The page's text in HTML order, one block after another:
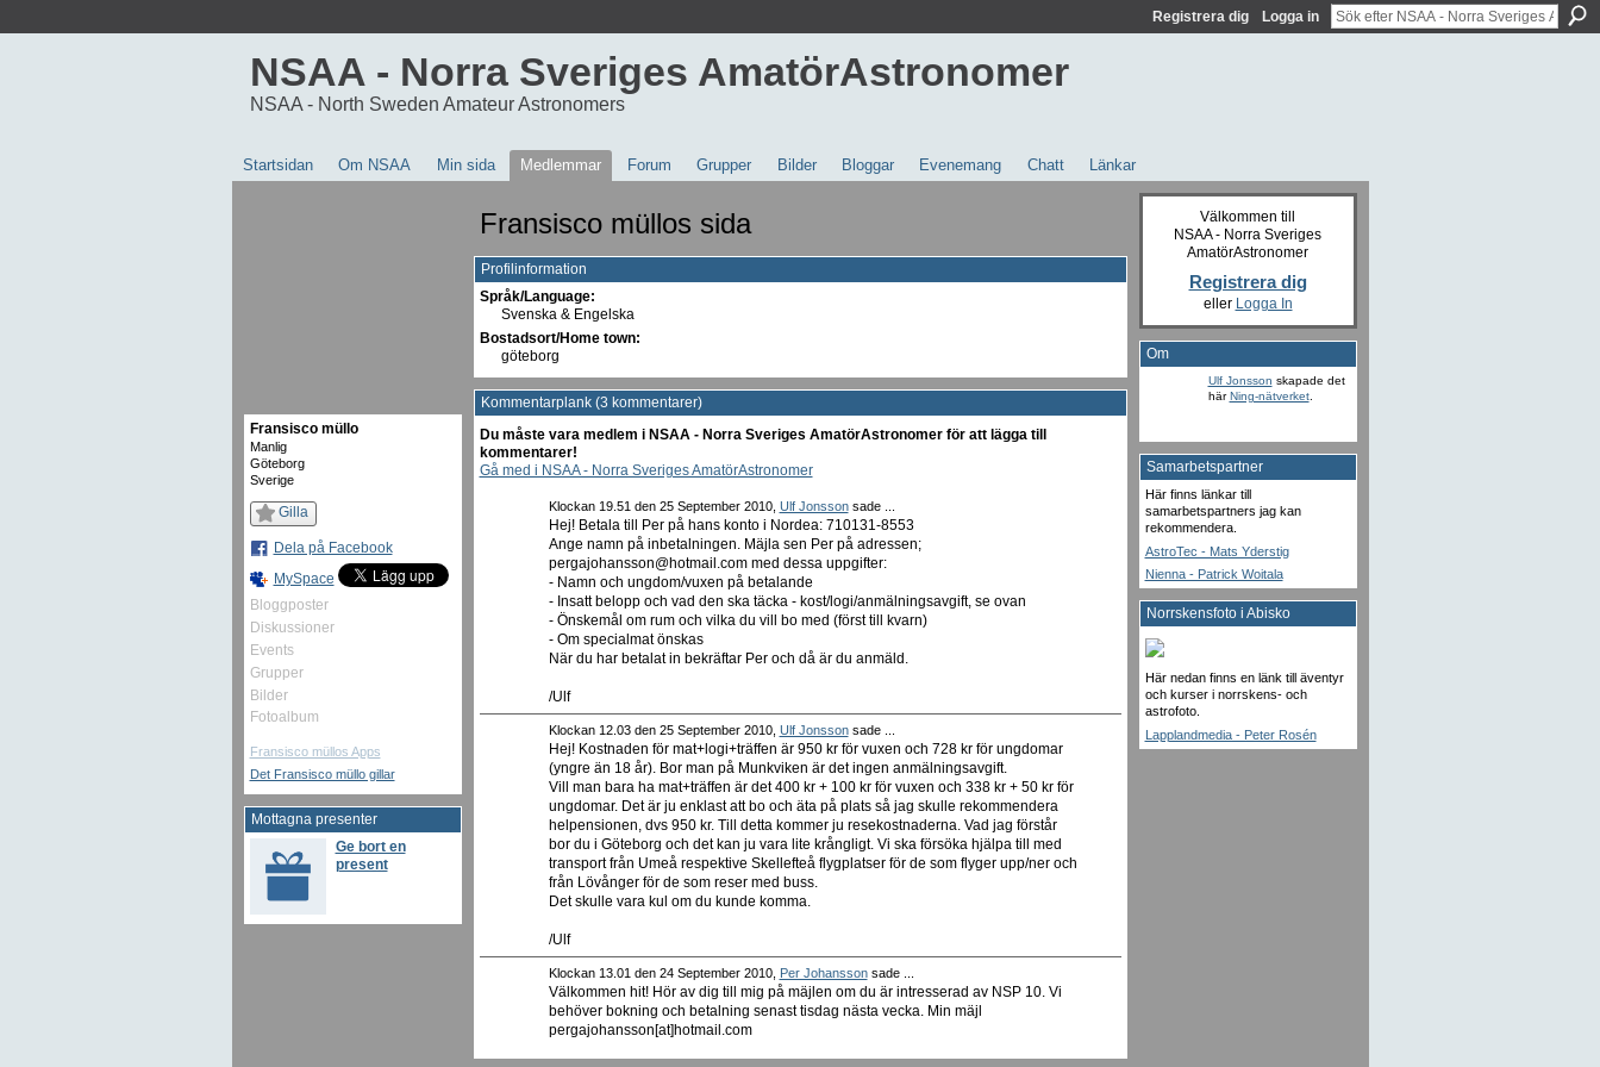
Registrera dig Logga in
NSAA - Norra Sveriges AmatörAstronomer
NSAA - North Sweden Amateur Astronomers
Startsidan Om NSAA Min sida Medlemmar Forum Grupper Bilder Bloggar Evenemang Chatt Länkar
Fransisco müllo
Manlig
Göteborg
Sverige
Gilla
Dela på Facebook
MySpace
Bloggposter
Diskussioner
Events
Grupper
Bilder
Fotoalbum
Fransisco müllos Apps
Det Fransisco müllo gillar
Mottagna presenter
Ge bort en
present
Fransisco müllos sida
Profilinformation
Språk/Language:
Svenska & Engelska
Bostadsort/Home town:
göteborg
Kommentarplank (3 kommentarer)
Du måste vara medlem i NSAA - Norra Sveriges AmatörAstronomer för att lägga till
kommentarer!
Gå med i NSAA - Norra Sveriges AmatörAstronomer
Klockan 19.51 den 25 September 2010, Ulf Jonssonsade ...
Hej! Betala till Per på hans konto i Nordea: 710131-8553
Ange namn på inbetalningen. Mäjla sen Per på adressen;
pergajohansson@hotmail.com med dessa uppgifter:
- Namn och ungdom/vuxen på betalande
- Insatt belopp och vad den ska täcka - kost/logi/anmälningsavgift, se ovan
- Önskemål om rum och vilka du vill bo med (först till kvarn)
- Om specialmat önskas
När du har betalat in bekräftar Per och då är du anmäld.
/Ulf
Klockan 12.03 den 25 September 2010, Ulf Jonssonsade ...
Hej! Kostnaden för mat+logi+träffen är 950 kr för vuxen och 728 kr för ungdomar
(yngre än 18 år). Bor man på Munkviken är det ingen anmälningsavgift.
Vill man bara ha mat+träffen är det 400 kr + 100 kr för vuxen och 338 kr + 50 kr för
ungdomar. Det är ju enklast att bo och äta på plats så jag skulle rekommendera
helpensionen, dvs 950 kr. Till detta kommer ju resekostnaderna. Vad jag förstår
bor du i Göteborg och det kan ju vara lite krångligt. Vi ska försöka hjälpa till med
transport från Umeå respektive Skellefteå flygplatser för de som flyger upp/ner och
från Lövånger för de som reser med buss.
Det skulle vara kul om du kunde komma.
/Ulf
Klockan 13.01 den 24 September 2010, Per Johanssonsade ...
Välkommen hit! Hör av dig till mig på mäjlen om du är intresserad av NSP 10. Vi
behöver bokning och betalning senast tisdag nästa vecka. Min mäjl
pergajohansson[at]hotmail.com
Välkommen till
NSAA - Norra Sveriges
AmatörAstronomer
Registrera dig
eller Logga In
Om
Ulf Jonsson skapade det
härNing-nätverket.
Samarbetspartner
Här finns länkar till
samarbetspartners jag kan
rekommendera.
AstroTec - Mats Yderstig
Nienna - Patrick Woitala
Norrskensfoto i Abisko
Här nedan finns en länk till äventyr
och kurser i norrskens- och
astrofoto.
Lapplandmedia - Peter Rosén